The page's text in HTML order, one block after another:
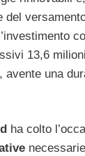
del
13,6
avente una
ha colto